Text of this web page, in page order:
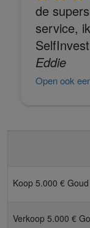
de
service,
Eddie
Open ook
Koop 5.000 €
Verkoop 5.000 €